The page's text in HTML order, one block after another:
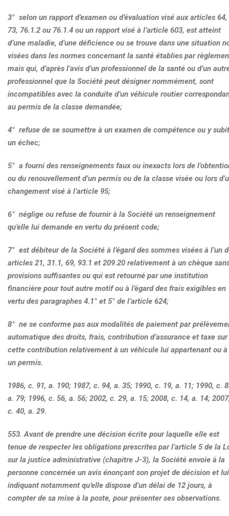
3° selon un rapport d’examen ou d’évaluation visé aux articles 64,
73, 76.1.2 ou 76.1.4 ou un rapport visé à l’article 603, est atteint
d’une maladie, d’une déficience ou se trouve dans une situation
visées dans les normes concernant la santé établies par
mais qui, d’après l’avis d’un professionnel de la santé ou d’un
professionnel que la Société peut désigner nommément, sont
incompatibles avec la conduite d’un véhicule routier
au permis de la classe demandée;
4° refuse de se soumettre à un examen de compétence ou y subit
un échec;
5° a fourni des renseignements faux ou inexacts lors de
ou du renouvellement d’un permis ou de la classe visée ou lors
changement visé à l’article 95;
6° néglige ou refuse de fournir à la Société un renseignement
qu’elle lui demande en vertu du présent code;
7° est débiteur de la Société à l’égard des sommes visées à l’un
articles 21, 31.1, 69, 93.1 et 209.20 relativement à un chèque
provisions suffisantes ou qui est retourné par une institution
financière pour tout autre motif ou à l’égard des frais exigibles en
vertu des paragraphes 4.1° et 5° de l’article 624;
8° ne se conforme pas aux modalités de paiement par
automatique des droits, frais, contribution d’assurance et taxe sur
cette contribution relativement à un véhicule lui appartenant ou à
un permis.
1986, c. 91, a. 190; 1987, c. 94, a. 35; 1990, c. 19, a. 11; 1990, c.
a. 79; 1996, c. 56, a. 56; 2002, c. 29, a. 15; 2008, c. 14, a. 14;
c. 40, a. 29.
553. Avant de prendre une décision écrite pour laquelle elle est
tenue de respecter les obligations prescrites par l’article 5 de la
sur la justice administrative (chapitre J-3), la Société envoie à la
personne concernée un avis énonçant son projet de décision et lui
indiquant notamment qu’elle dispose d’un délai de 12 jours, à
compter de sa mise à la poste, pour présenter ses observations.